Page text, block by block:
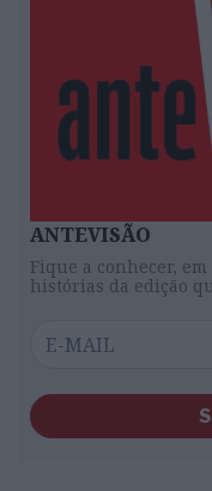
ANTEVISÃO
Fique a conhecer,
histórias da edição